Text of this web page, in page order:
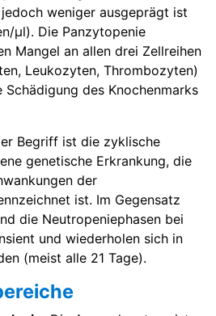
weniger ausgeprägt ist
µl). Die Panzytopenie
Mangel an allen drei Zellreihen
Leukozyten, Thrombozyten)
des Knochenmarks
Begriff ist die zyklische
genetische Erkrankung, die
der
ist. Im Gegensatz
die Neutropeniephasen bei
und wiederholen sich in
(meist alle 21 Tage).